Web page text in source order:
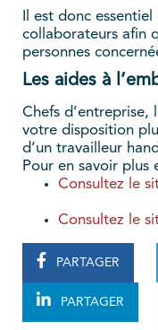
Il est donc
collaborateurs afin
personnes
Les aides à
Chefs d’entreprise,
votre disposition
d’un travailleur
Pour en savoir plus
Consultez le
Consultez le
PARTAGER
PARTAGER